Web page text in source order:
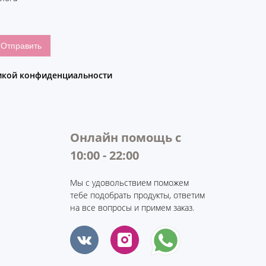
конфиденциальности
Онлайн помощь с
10:00 - 22:00
Мы с удовольствием поможем
тебе подобрать продукты, ответим
на все вопросы и примем заказ.